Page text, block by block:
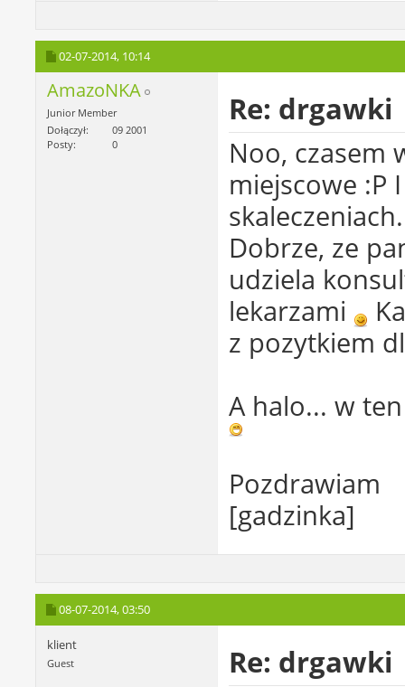
02-07-2014, 10:14
AmazoNKA
Junior Member
Dołączył
09 2001
Posty
0
Re: drgawki
Noo, czasem
miejscowe :P
skaleczeniach.
Dobrze, ze
udziela
lekarzami
z pozytkiem
A halo... w
Pozdrawiam
[gadzinka]
08-07-2014,03:50
klient
Guest Re: drgawki